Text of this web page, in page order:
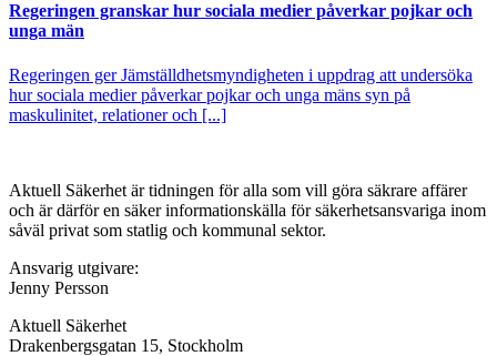
Regeringen granskar hur sociala medier påverkar pojkar och
unga män
Regeringen ger Jämställdhetsmyndigheten i uppdrag att undersöka
hur sociala medier påverkar pojkar och unga mäns syn på
maskulinitet, relationer och [...]
Aktuell Säkerhet är tidningen för alla som vill göra säkrare affärer
och är därför en säker informationskälla för säkerhets­ansvariga inom
såväl privat som statlig och kommunal sektor.
Ansvarig utgivare:
Jenny Persson
Aktuell Säkerhet
Drakenbergsgatan 15, Stockholm